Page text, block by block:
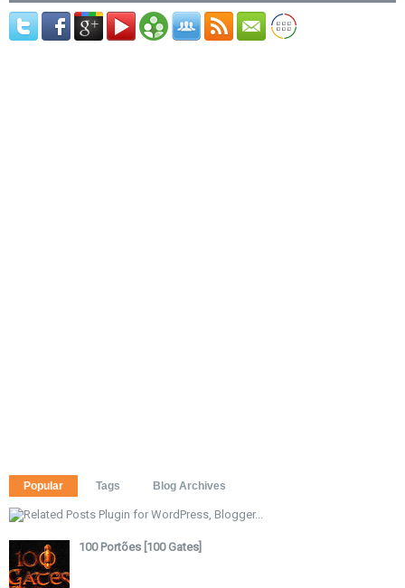
Popular Tags Blog Archives
100 Portões [100 Gates]